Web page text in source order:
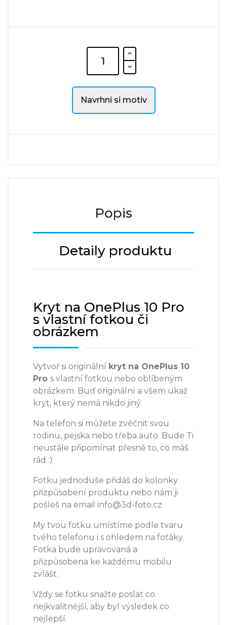
Navrhni si motiv
Popis
Detaily produktu
Kryt na OnePlus 10 Pro
s vlastní fotkou či
obrázkem
Vytvoř si originální kryt na OnePlus 10
Pro s vlastní fotkou nebo oblíbeným
obrázkem. Buď originální a všem ukaž
kryt, který nemá nikdo jiný.
Na telefon si můžete zvěčnit svou
rodinu, pejska nebo třeba auto. Bude Ti
neustále připomínat přesně to, co máš
rád :)
Fotku jednoduše přidáš do kolonky
přizpůsobení produktu nebo nám ji
pošleš na email info@3d-foto.cz
My tvou fotku umístíme podle tvaru
tvého telefonu i s ohledem na foťáky.
Fotka bude upravovaná a
přizpůsobena ke každému mobilu
zvlášť.
Vždy se fotku snažte poslat co
nejkvalitnější, aby byl výsledek co
nejlepší.